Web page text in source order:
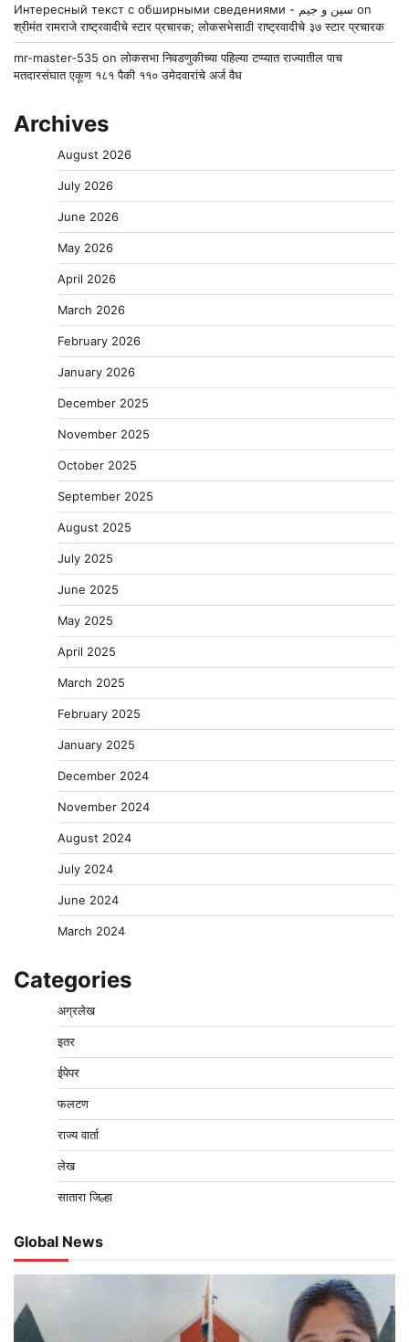
Интересный текст с обширными сведениями - سين و جيم on
श्रीमंत रामराजे राष्ट्रवादीचे स्टार प्रचारक; लोकसभेसाठी राष्ट्रवादीचे ३७ स्टार प्रचारक
mr-master-535 onलोकसभा निवडणुकीच्या पहिल्या टप्प्यात राज्यातील पाच
मतदारसंघात एकूण १८१ पैकी ११० उमेदवारांचे अर्ज वैध
Archives
August 2026
July 2026
June 2026
May 2026
April 2026
March 2026
February 2026
January 2026
December 2025
November 2025
October 2025
September 2025
August 2025
July 2025
June 2025
May 2025
April 2025
March 2025
February 2025
January 2025
December 2024
November 2024
August 2024
July 2024
June 2024
March 2024
Categories
अग्रलेख
इतर
ईपेपर
फलटण
राज्य वार्ता
लेख
सातारा जिल्हा
Global News